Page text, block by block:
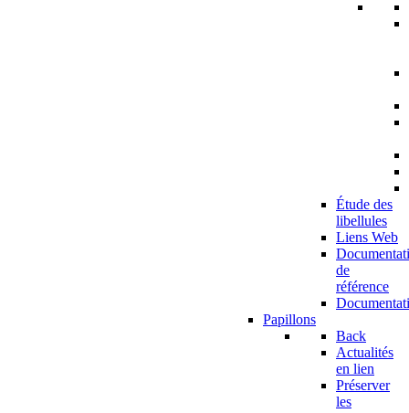
Étude des
libellules
Liens Web
de
référence
Papillons
Back
Actualités
en lien
Préserver
les